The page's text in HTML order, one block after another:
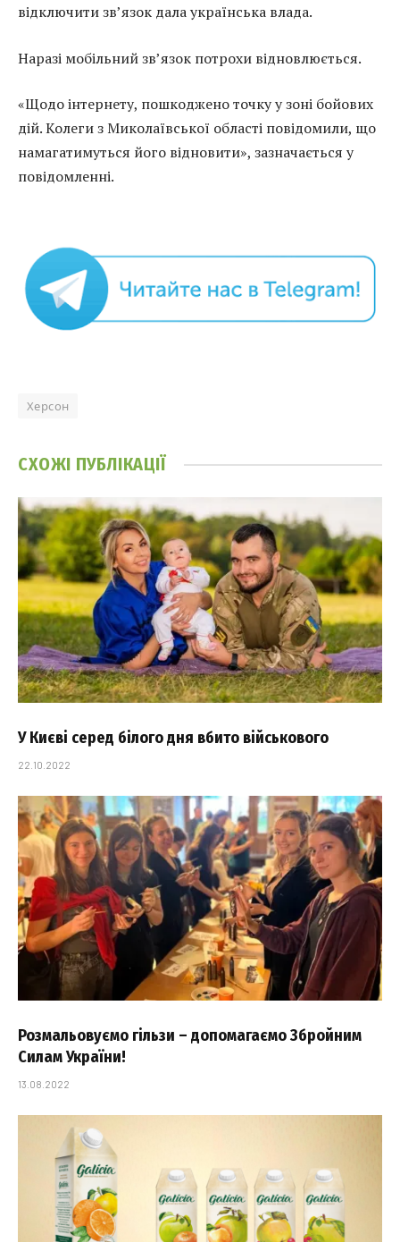
відключити зв’язок дала українська влада.
Наразі мобільний зв’язок потрохи відновлюється.
«Щодо інтернету, пошкоджено точку у зоні бойових
дій. Колеги з Миколаївської області повідомили, що
намагатимуться його відновити», зазначається у
повідомленні.
Херсон
СХОЖІ ПУБЛІКАЦІЇ
У Києві серед білого дня вбито військового
22.10.2022
Розмальовуємо гільзи – допомагаємо Збройним
Силам України!
13.08.2022